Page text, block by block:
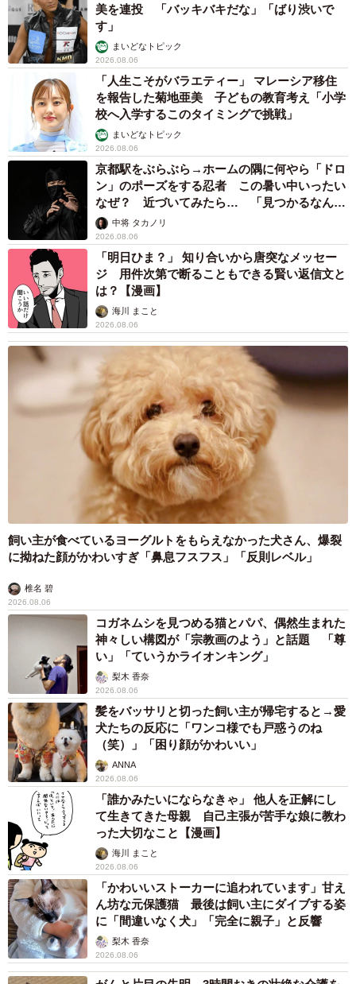
美を連投 「バッキバキだな」「ばり渋いで
す」
まいどなトピック
2026.08.06
「人生こそがバラエティー」 マレーシア移住
を報告した菊地亜美 子どもの教育考え「小学
校へ入学するこのタイミングで挑戦」
まいどなトピック
2026.08.06
京都駅をぶらぶら→ホームの隅に何やら「ドロ
ン」のポーズをする忍者 この暑い中いったい
なぜ？ 近づいてみたら… 「見つかるなんて
未熟」中将 タカノリ
2026.08.06
「明日ひま？」 知り合いから唐突なメッセー
ジ 用件次第で断ることもできる賢い返信文と
は？【漫画】
海川 まこと
2026.08.06
飼い主が食べているヨーグルトをもらえなかった犬さん、爆裂
に拗ねた顔がかわいすぎ「鼻息フスフス」「反則レベル」
椎名 碧
2026.08.06
コガネムシを見つめる猫とパパ、偶然生まれた
神々しい構図が「宗教画のよう」と話題 「尊
い」「ていうかライオンキング」
梨木 香奈
2026.08.06
髪をバッサリと切った飼い主が帰宅すると→愛
犬たちの反応に「ワンコ様でも戸惑うのね
（笑）」「困り顔がかわいい」
ANNA
2026.08.06
「誰かみたいにならなきゃ」 他人を正解にし
て生きてきた母親 自己主張が苦手な娘に教わ
った大切なこと【漫画】
海川 まこと
2026.08.06
「かわいいストーカーに追われています」甘え
ん坊な元保護猫 最後は飼い主にダイブする姿
に「間違いなく犬」「完全に親子」と反響
梨木 香奈
2026.08.06